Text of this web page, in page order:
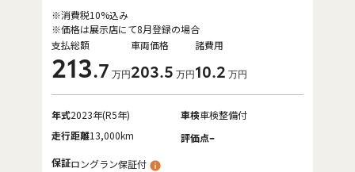
支払総額
213.7 万円
車両価格
203.5 万円
諸費用
10.2 万円
※消費税10%込み
※価格は展示店にて8月登録の場合
年式2023年(R5年) 車検車検整備付
走行距離13,000km 評価点-
保証ロングラン保証付